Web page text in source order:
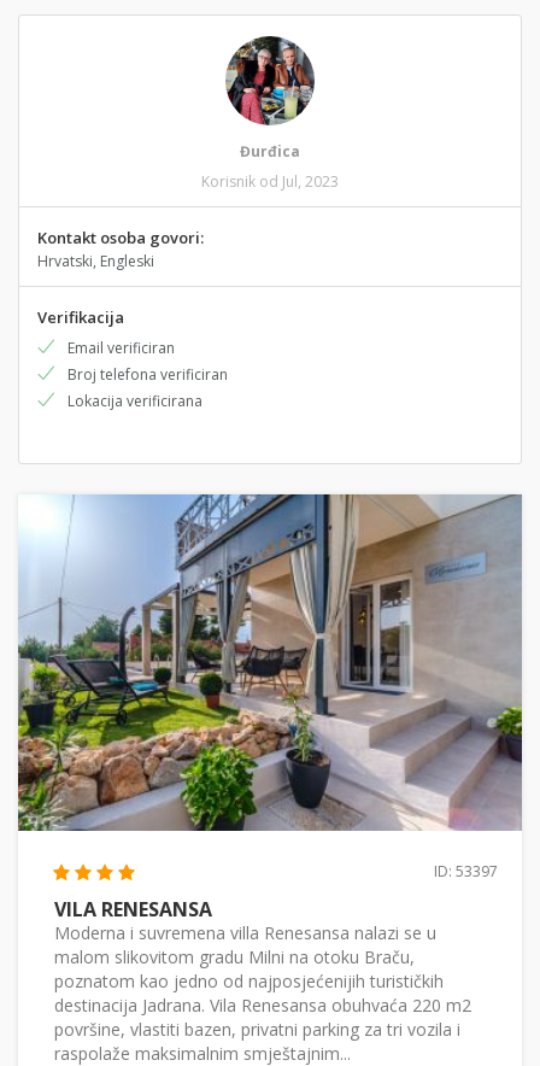
Đurđica
Korisnik od Jul, 2023
Kontakt osoba govori:
Hrvatski, Engleski
Verifikacija
Email verificiran
Broj telefona verificiran
Lokacija verificirana
ID: 53397
VILA RENESANSA
Moderna i suvremena villa Renesansa nalazi se u
malom slikovitom gradu Milni na otoku Braču,
poznatom kao jedno od najposjećenijih turističkih
destinacija Jadrana. Vila Renesansa obuhvaća 220 m2
površine, vlastiti bazen, privatni parking za tri vozila i
raspolaže maksimalnim smještajnim...